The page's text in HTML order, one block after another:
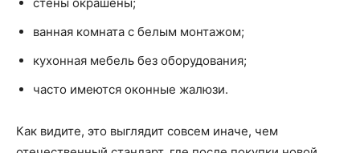
ванная комната с белым монтажом;
кухонная мебель без оборудования;
часто имеются оконные жалюзи.
Как видите, это выглядит совсем иначе, чем